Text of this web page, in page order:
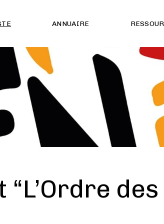
ANNUAIRE
“L’Ordre